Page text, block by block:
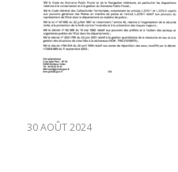
30 AOÛT 2024